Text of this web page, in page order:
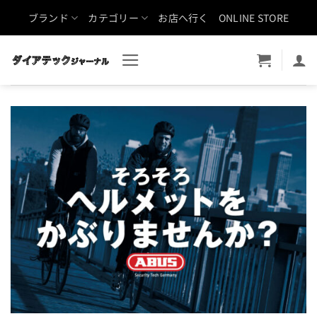
ブランド カテゴリー お店へ行く ONLINE STORE